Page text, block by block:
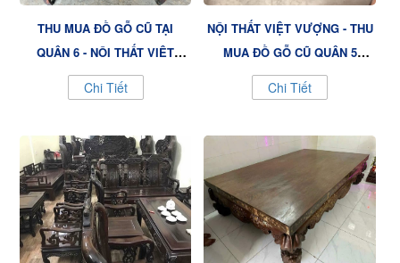
THU MUA ĐỒ GỖ CŨ TẠI
QUẬN 6 - NỘI THẤT VIỆT
VƯỢNG ĐẢM BẢO GIÁ CAO
Chi Tiết
NỘI THẤT VIỆT VƯỢNG - THU
MUA ĐỒ GỖ CŨ QUẬN 5
NHANH GỌN, GIÁ TỐT
Chi Tiết